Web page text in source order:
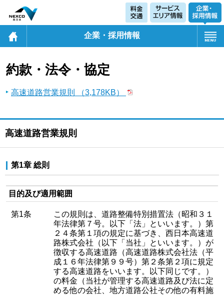
企業・採用情報
約款・法令・協定
高速道路営業規則 （3,178KB）
高速道路営業規則
第1章 総則
目的及び適用範囲
第1条
この規則は、道路整備特別措置法（昭和３１
年法律第７号。以下「法」といいます。）第
２４条第１項の規定に基づき、西日本高速道
路株式会社（以下「当社」といいます。）が
徴収する高速道路（高速道路株式会社法（平
成１６年法律第９９号）第２条第２項に規定
する高速道路をいいます。以下同じです。）
の料金（当社が管理する高速道路及び法に定
める他の会社、地方道路公社その他の有料施